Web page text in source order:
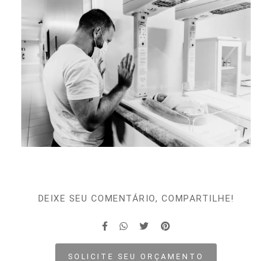
DEIXE SEU COMENTÁRIO, COMPARTILHE!
SOLICITE SEU ORÇAMENTO